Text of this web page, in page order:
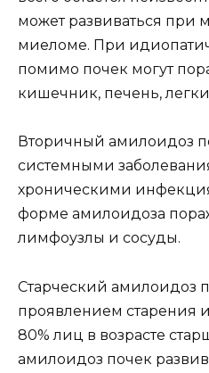
может развиваться при
миеломе. При
помимо почек могут
кишечник, печень,
Вторичный амилоидоз
системными
хроническими
форме амилоидоза
лимфоузлы и сосуды.
Старческий амилоидоз
проявлением старения
80% лиц в возрасте
амилоидоз почек